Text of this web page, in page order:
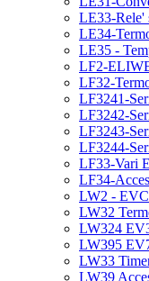
LE33-Rele'
LE34-
LE35 -
LF2-
LF32-
LF3241-
LF3242-
LF3243-
LF3244-
LF33-Vari
LF34-
LW2 -
LW32
LW324
LW395
LW33
LW39